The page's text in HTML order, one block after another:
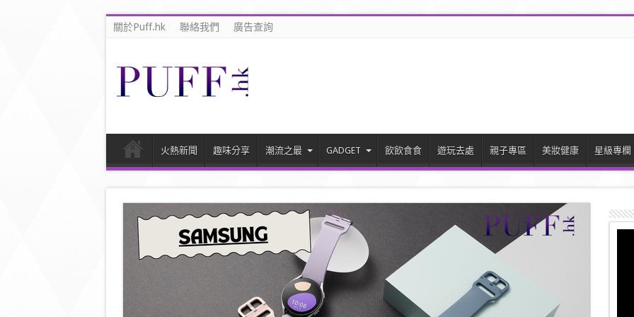
關於Puff.hk 聯絡我們 廣告查詢
火熱新聞 趣味分享 潮流之最 GADGET 飲飲食食 遊玩去處 親子專區 美妝健康 星級專欄